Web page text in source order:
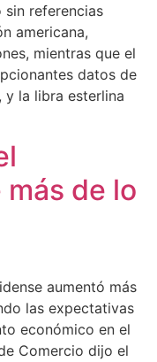
sin referencias
americana,
mientras que el
datos de
y la libra esterlina
de lo
aumentó más
las expectativas
económico en el
Comercio dijo el